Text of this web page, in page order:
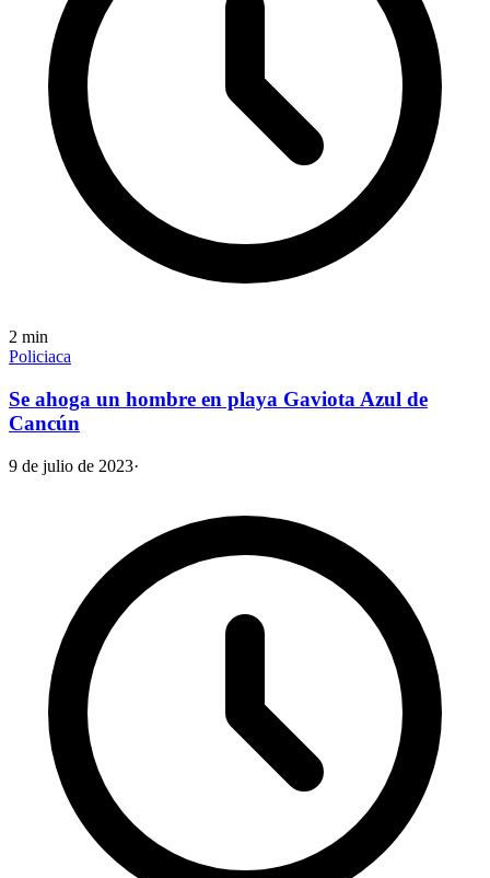
2 min
Policiaca
Se ahoga un hombre en playa Gaviota Azul de
Cancún
9 de julio de 2023·